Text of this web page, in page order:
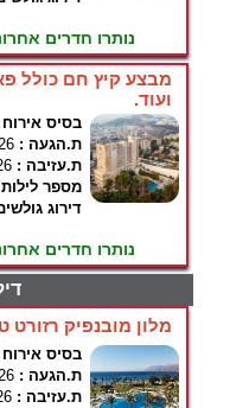
נותרו חדרים
מבצע קיץ חם כולל
ועוד.
בסיס
ת.הגעה : 25.8.26, יום שלישי
ת.עזיבה : 27.8.26, יום חמישי
מספר
דירוג
נותרו חדרים
מלון מובנפיק רזורט טאבה 3
בסיס
ת.הגעה : 6.8.26, יום חמישי
ת.עזיבה : 9.8.26, יום ראשון